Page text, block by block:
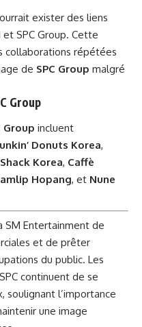
exister des liens
SPC Group. Cette
collaborations répétées
de SPC Group malgré
Group
Group incluent
Donuts Korea,
Korea, Caffè
Hopang, et Nune
SM Entertainment de
et de prêter
du public. Les
continuent de se
soulignant l’importance
une image